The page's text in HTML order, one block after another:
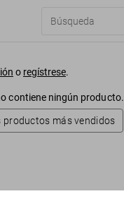
o regístrese.
contiene ningún producto.
productos más vendidos